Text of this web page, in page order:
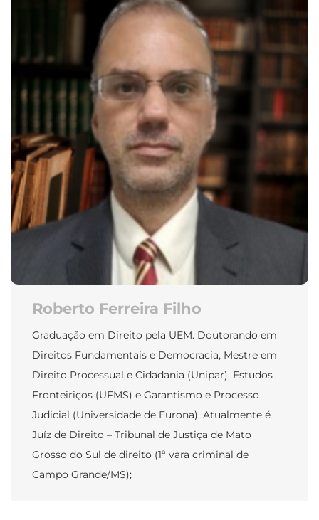
Roberto Ferreira Filho
Graduação em Direito pela UEM. Doutorando em
Direitos Fundamentais e Democracia, Mestre em
Direito Processual e Cidadania (Unipar), Estudos
Fronteiriços (UFMS) e Garantismo e Processo
Judicial (Universidade de Furona). Atualmente é
Juíz de Direito – Tribunal de Justiça de Mato
Grosso do Sul de direito (1ª vara criminal de
Campo Grande/MS);